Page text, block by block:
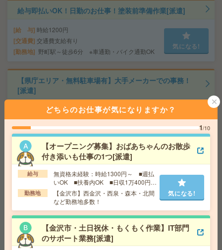
給与即払いOK！日勤のお仕事！塗装前準備作業[派遣]
給 与 時給1200円
交通費 交通費支給有り
勤務地 野町駅～徒歩6分 ※車通勤・バイク通勤OK
気になる!
【県庁エリア・無料駐車場有】大手メーカーでの事務！
[派遣]
時給1300円
交通費 交通費支給
勤務地 石川県 金沢市 「金沢駅」 車 10分
気になる!
基本17時まで＊データ確認など＊大手企業で働くチャン
ス[派遣]
給 与 時給1350円～1400円＋交 【月収例】190,3
50円～ ■給与の前払いが可能な速払いサービスあり
交通費
勤務地 石川県金沢市 ＩＲいしかわ鉄道 金沢駅バス
10分
気になる!
どちらのお仕事が気になりますか？
1/10
【オープニング募集】おばあちゃんのお散歩
付き添いも仕事の1つ[派遣]
給与
無資格未経験：時給1300円～ ■週払
いOK ■扶養内OK ■日収1万400円以
上
勤務地
【金沢市】西金沢・西泉・森本・北間
など勤務地多数！
気になる!
【金沢市・土日祝休・もくもく作業】IT部門
のサポート業務[派遣]